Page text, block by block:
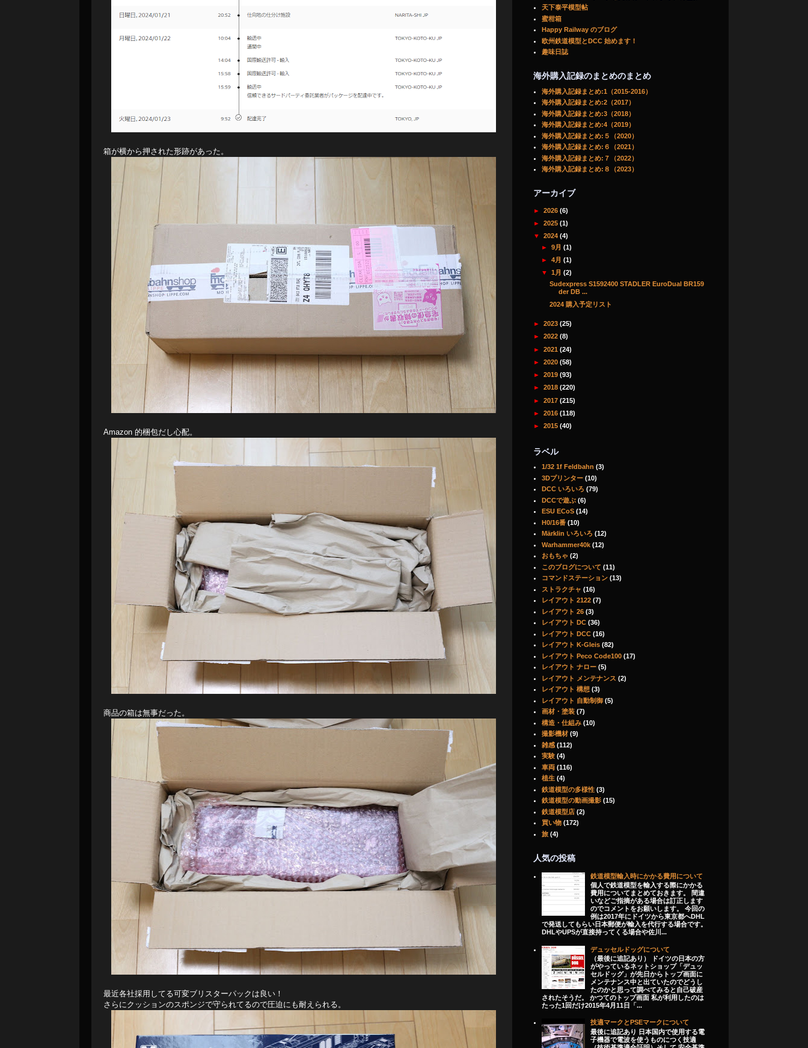
箱が横から押された形跡があった。
Amazon 的梱包だし心配。
商品の箱は無事だった。
最近各社採用してる可変ブリスターパックは良い！
さらにクッションのスポンジで守られてるので圧迫にも耐えられる。
天下泰平模型帖
蜜柑箱
Happy Railway のブログ
欧州鉄道模型とDCC 始めます！
趣味日誌
海外購入記録のまとめのまとめ
海外購入記録まとめ:1（2015-2016）
海外購入記録まとめ:2（2017）
海外購入記録まとめ:3（2018）
海外購入記録まとめ:4（2019）
海外購入記録まとめ:５（2020）
海外購入記録まとめ:６（2021）
海外購入記録まとめ:７（2022）
海外購入記録まとめ:８（2023）
アーカイブ
► 2026 (6)
► 2025 (1)
▼ 2024 (4)
►9月(1)
►4月(1)
▼1月(2)
Sudexpress S1592400 STADLER EuroDual BR159
der DB ...
2024 購入予定リスト
► 2023 (25)
► 2022 (8)
► 2021 (24)
► 2020 (58)
► 2019 (93)
► 2018 (220)
► 2017 (215)
► 2016 (118)
► 2015 (40)
ラベル
1/32 1f Feldbahn (3)
3Dプリンター (10)
DCC いろいろ (79)
DCCで遊ぶ (6)
ESU ECoS (14)
H0/16番 (10)
Märklin いろいろ (12)
Warhammer40k (12)
おもちゃ (2)
このブログについて (11)
コマンドステーション (13)
ストラクチャ (16)
レイアウト 2122 (7)
レイアウト 26 (3)
レイアウト DC (36)
レイアウト DCC (16)
レイアウト K-Gleis (82)
レイアウト Peco Code100 (17)
レイアウト ナロー (5)
レイアウト メンテナンス (2)
レイアウト 構想 (3)
レイアウト 自動制御 (5)
画材・塗装 (7)
構造・仕組み (10)
撮影機材 (9)
雑感 (112)
実験 (4)
車両 (116)
植生 (4)
鉄道模型の多様性 (3)
鉄道模型の動画撮影 (15)
鉄道模型店 (2)
買い物 (172)
旅 (4)
人気の投稿
鉄道模型輸入時にかかる費用について
個人で鉄道模型を輸入する際にかかる
費用についてまとめておきます。 間違
いなどご指摘がある場合は訂正します
のでコメントをお願いします。 今回の
例は2017年にドイツから東京都へDHL
で発送してもらい日本郵便が輸入を代行する場合です。
DHLやUPSが直接持ってくる場合や佐川...
デュッセルドッグについて
（最後に追記あり） ドイツの日本の方
がやっているネットショップ「デュッ
セルドッグ」が先日からトップ画面に
メンテナンス中と出ていたのでどうし
たのかと思って調べてみると自己破産
されたそうだ。 かつてのトップ画面 私が利用したのは
たった1回だけ2015年4月11日「...
技適マークとPSEマークについて
最後に追記あり 日本国内で使用する電
子機器で電波を使うものにつく技適